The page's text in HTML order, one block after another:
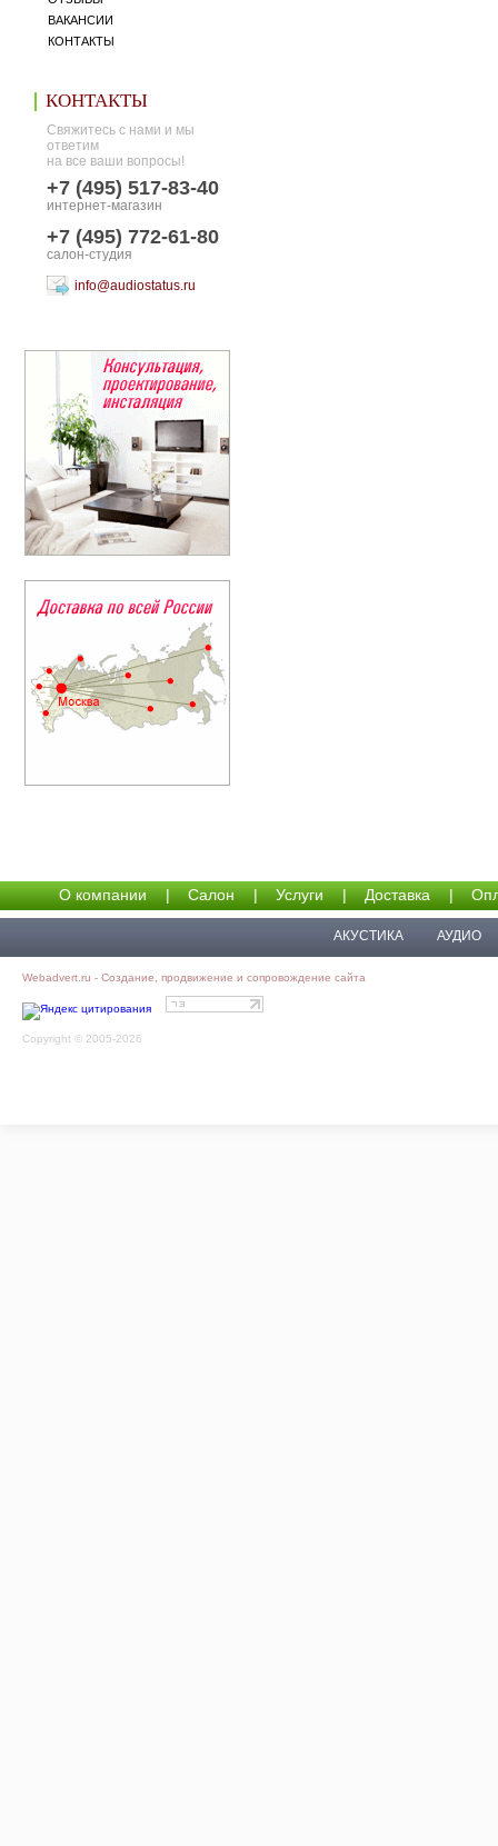
ВАКАНСИИ
КОНТАКТЫ
КОНТАКТЫ
Свяжитесь с нами и мы
ответим
на все ваши вопросы!
+7 (495) 517-83-40
интернет-магазин
+7 (495) 772-61-80
салон-студия
info@audiostatus.ru
О компании | Салон | Услуги | Доставка |
АКУСТИКА АУДИО
Webadvert.ru - Создание, продвижение и сопровождение сайта
Copyright © 2005-2026